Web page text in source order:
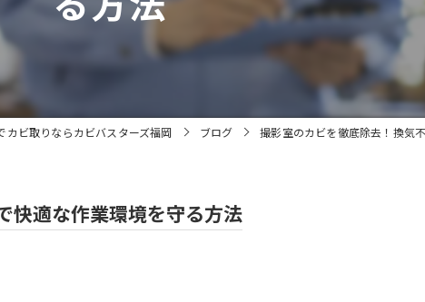
カビ取りならカビバスターズ福岡 ブログ 撮影室のカビを徹底除去！換気
快適な作業環境を守る方法